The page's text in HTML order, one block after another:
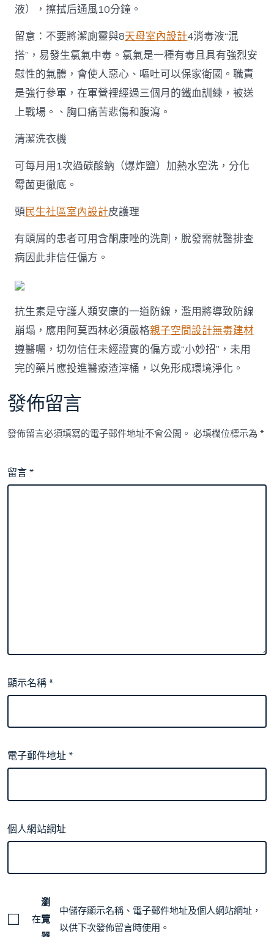
液），擦拭后通風10分鐘。
留意：不要將潔廁靈與8天母室內設計4消毒液“混
搭”，易發生氯氣中毒。氯氣是一種有毒且具有強烈安
慰性的氣體，會使人惡心、嘔吐可以保家衛國。職責
是強行參軍，在軍營裡經過三個月的鐵血訓練，被送
上戰場。、胸口痛苦悲傷和腹瀉。
清潔洗衣機
可每月用1次過碳酸鈉（爆炸鹽）加熱水空洗，分化
霉菌更徹底。
頭民生社區室內設計皮護理
有頭屑的患者可用含酮康唑的洗劑，脫發需就醫排查
病因此非信任偏方。
抗生素是守護人類安康的一道防線，濫用將導致防線
崩塌，應用阿莫西林必須嚴格親子空間設計無毒建材
遵醫囑，切勿信任未經證實的偏方或“小妙招”，未用
完的藥片應投進醫療渣滓桶，以免形成環境淨化。
發佈留言
發佈留言必須填寫的電子郵件地址不會公開。 必填欄位標示為*
留言*
顯示名稱*
電子郵件地址*
個人網站網址
在
瀏
覽
中儲存顯示名稱、電子郵件地址及個人網站網址，
以供下次發佈留言時使用。